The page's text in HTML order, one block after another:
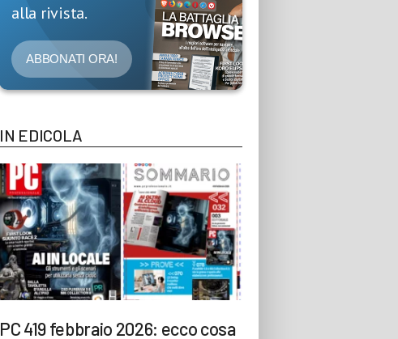
alla rivista.
ABBONATI ORA!
IN EDICOLA
PC 419 febbraio 2026: ecco cosa